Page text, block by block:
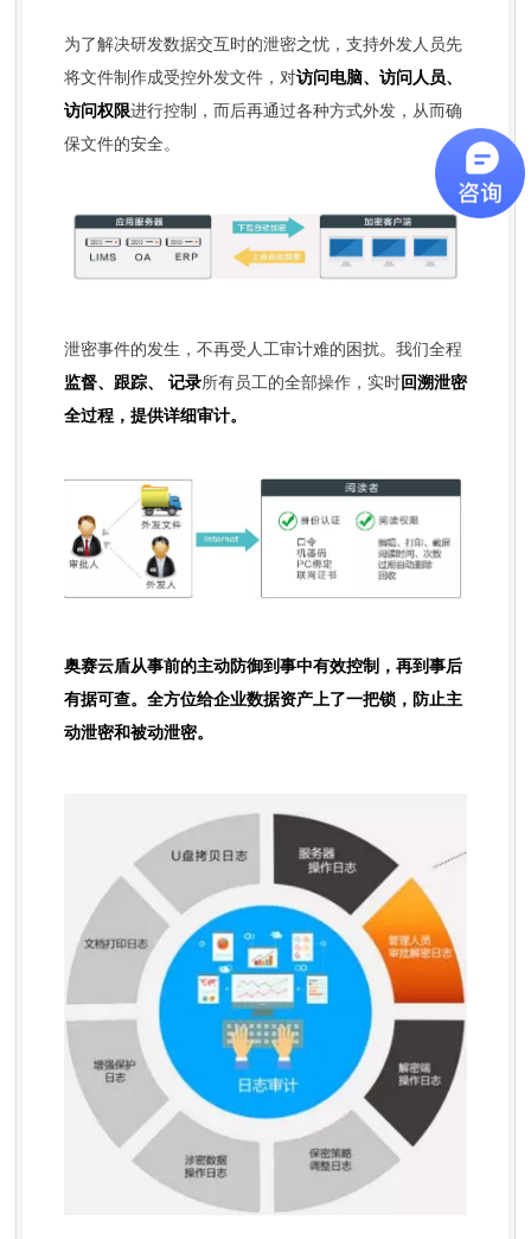
为了解决研发数据交互时的泄密之忧，支持外发人员先
将文件制作成受控外发文件，对访问电脑、访问人员、
访问权限进行控制，而后再通过各种方式外发，从而确
保文件的安全。
泄密事件的发生，不再受人工审计难的困扰。我们全程
监督、跟踪、 记录所有员工的全部操作，实时回溯泄密
全过程，提供详细审计。
奥赛云盾从事前的主动防御到事中有效控制，再到事后
有据可查。全方位给企业数据资产上了一把锁，防止主
动泄密和被动泄密。